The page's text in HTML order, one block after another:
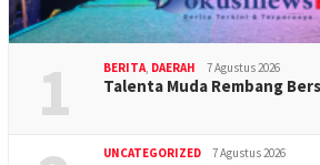
1 BERITA DAERAH 7 Agustus 2026
Talenta Muda Rembang
UNCATEGORIZED 7 Agustus 2026